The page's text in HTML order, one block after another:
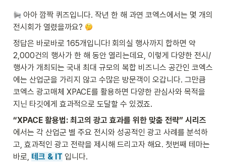
아아 깜짝 퀴즈입니다. 작년 한 해 과연 코엑스에서는 몇 개의
전시회가 열렸을까요?
정답은 바로바로 165개입니다! 회의실 행사까지 합하면 약
2,000건의 행사가 한 해 동안 열리는데요, 이렇게 다양한 전시/
행사가 개최되는 국내 최대 규모의 복합 비즈니스 공간인 코엑스
에는 산업군을 가리지 않고 수많은 방문객이 오갑니다. 그만큼
코엑스 광고매체 XPACE를 활용하면 다양한 관심사와 목적을
지닌 타깃에게 효과적으로 도달할 수 있겠죠.
“XPACE 활용법: 최고의 광고 효과를 위한 맞춤 전략” 시리즈
에서는 각 산업군 별 주요 전시와 성공적인 광고 사례를 분석하
고, 효과적인 광고 전략을 제시해 드리고자 해요. 첫번째 테마는
바로, 테크 & IT 입니다.